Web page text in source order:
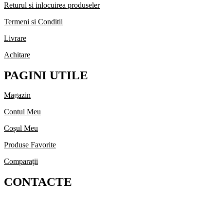
Returul si inlocuirea produseler
Termeni si Conditii
Livrare
Achitare
PAGINI UTILE
Magazin
Contul Meu
Coșul Meu
Produse Favorite
Comparații
CONTACTE